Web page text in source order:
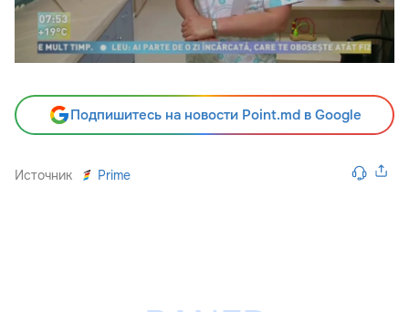
Подпишитесь на новости Point.md в Google
Источник Prime